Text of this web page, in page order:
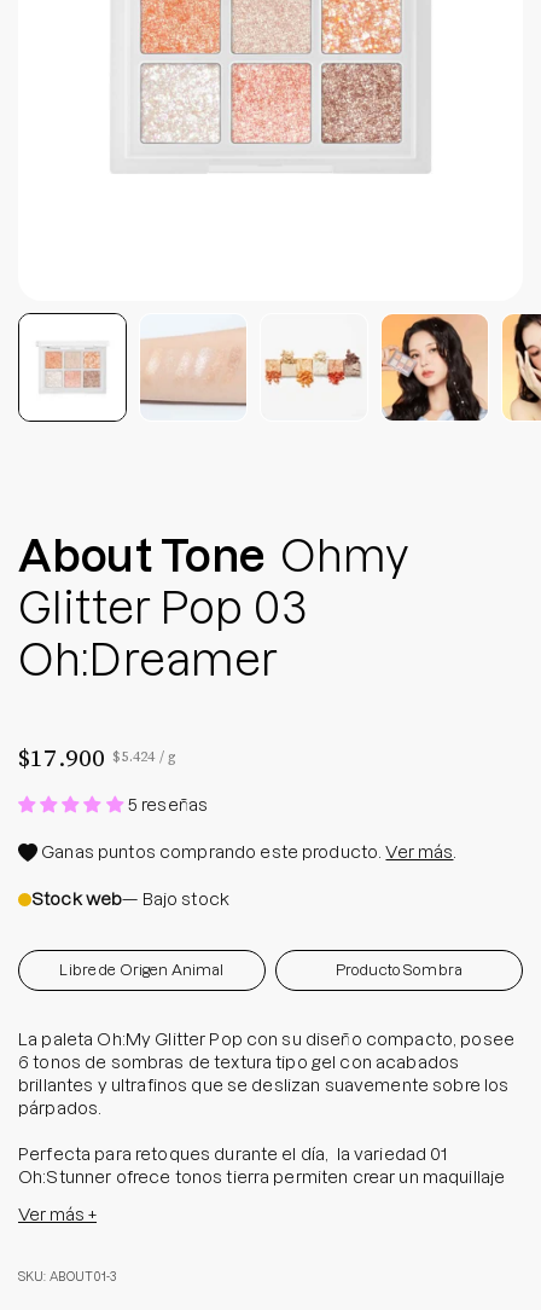
Protector Solar en Barra No.1
Parche para granitos
Rastrear mi Pedido
Parches para granitos internos
About Tone Ohmy
Glitter Pop 03
Oh:Dreamer
$17.900 Precio por unidad
$5.424 /por
g
5 reseñas
Ganas puntos comprando este producto.Ver más
Stock web— Bajo stock
Libre de Origen Animal Producto Sombra
La paleta Oh:My Glitter Pop con su diseño compacto, posee
6 tonos de sombras de textura tipo gel con acabados
brillantes y ultrafinos que se deslizan suavemente sobre los
párpados.
Perfecta para retoques durante el día, la variedad 01
Oh:Stunner ofrece tonos tierra permiten crear un maquillaje
texturas como el Jelly Glow, que ofrece un acabado suave y
Ver más +
SKU: ABOUT01-3